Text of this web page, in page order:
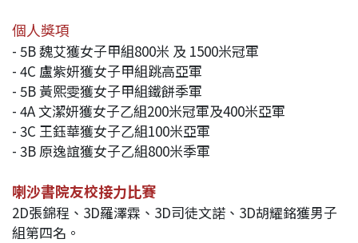
個人獎項
- 5B 魏艾獲女子甲組800米 及 1500米冠軍
- 4C 盧紫妍獲女子甲組跳高亞軍
- 5B 黃熙雯獲女子甲組鐵餅季軍
- 4A 文潔妍獲女子乙組200米冠軍及400米亞軍
- 3C 王鈺華獲女子乙組100米亞軍
- 3B 原逸誼獲女子乙組800米季軍
喇沙書院友校接力比賽
2D張錦程、3D羅澤霖、3D司徒文諾、3D胡耀銘獲男子
組第四名。